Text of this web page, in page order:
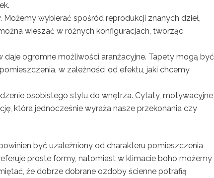
wybierać spośród reprodukcji znanych dzieł,
wieszać w różnych konfiguracjach, tworząc
ogromne możliwości aranżacyjne. Tapety mogą być
w zależności od efektu, jaki chcemy
osobistego stylu do wnętrza. Cytaty, motywacyjne
która jednocześnie wyraża nasze przekonania czy
być uzależniony od charakteru pomieszczenia
proste formy, natomiast w klimacie boho możemy
że dobrze dobrane ozdoby ścienne potrafią